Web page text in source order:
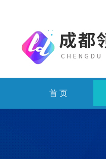
首 页